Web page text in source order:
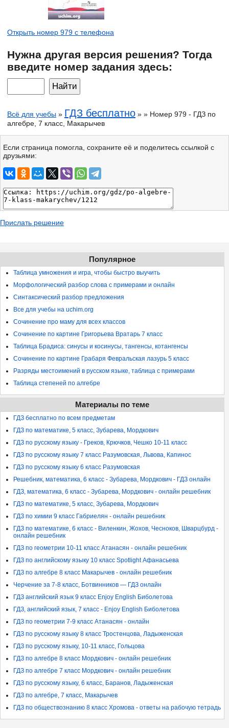
Открыть номер 979 с телефона
Нужна другая версия решения? Тогда
введите номер задания здесь:
Всё для учебы » ГДЗ бесплатно » » Номер 979 - ГДЗ по
алгебре, 7 класс, Макарычев
Если страница помогла, сохраните её и поделитесь ссылкой с
друзьями:
Прислать решение
Популярное
Таблица умножения и игра, чтобы быстро выучить
Морфологический разбор слова с примерами и онлайн
Синтаксический разбор предложения
Все для учебы на uchim.org
Сочинение про маму для всех классов
Сочинение по картине Григорьева Вратарь 7 класс
Таблица Брадиса: синусы и косинусы, тангенсы, котангенсы
Сочинение по картине Грабаря Февральская лазурь 5 класс
Разряды местоимений в русском языке, таблица с примерами
Таблица степеней по алгебре
Материалы по теме
ГДЗ бесплатно по всем предметам
ГДЗ по математике, 5 класс, Зубарева, Мордкович
ГДЗ по русскому языку - Греков, Крючков, Чешко 10-11 класс
ГДЗ по русскому языку 7 класс Разумовская, Львова, Капинос
ГДЗ по русскому языку 6 класс Разумовская
Решебник, математика, 6 класс - Зубарева, Мордкович - ГДЗ онлайн
ГДЗ, математика, 6 класс - Зубарева, Мордкович - онлайн решебник
ГДЗ по математике, 5 класс, Зубарева, Мордкович
ГДЗ по химии 9 класс Габриелян - онлайн решебник
ГДЗ по математике, 6 класс - Виленкин, Жохов, Чесноков, Шварцбурд -
онлайн решебник
ГДЗ по геометрии 10-11 класс Атанасян - онлайн решебник
ГДЗ по английскому языку 10 класс Spotlight Афанасьева
ГДЗ по алгебре 8 класс Макарычев - онлайн решебник
Черчение за 7-8 класс, Ботвинников — ГДЗ онлайн
ГДЗ английский язык 9 класс Enjoy English Биболетова
ГДЗ, английский язык, 7 класс - Enjoy English Биболетова
ГДЗ по геометрии 7-9 класс Атанасян - онлайн
ГДЗ по русскому языку 8 класс Тростенцова, Ладыженская
ГДЗ по русскому языку, 10-11 класс, Гольцова
ГДЗ по алгебре 8 класс Мордкович - онлайн решебник
ГДЗ по алгебре 7 класс Мордкович - онлайн решебник
ГДЗ по русскому языку, 6 класс, Баранов, Ладыженская
ГДЗ по алгебре, 7 класс, Макарычев
ГДЗ по обществознанию 8 класс Хромова - ответы на рабочую тетрадь